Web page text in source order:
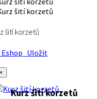
šití korzetů
Uložit
Kurz šití korzetů